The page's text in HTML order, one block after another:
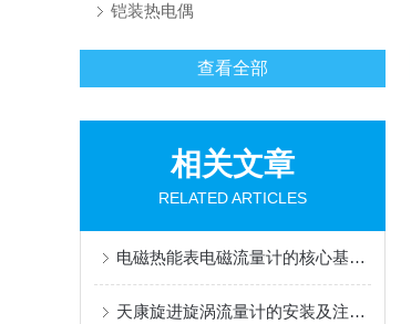
铠装热电偶
查看全部
相关文章
RELATED ARTICLES
电磁热能表电磁流量计的核心基于法拉第电磁感应定律
天康旋进旋涡流量计的安装及注意事项